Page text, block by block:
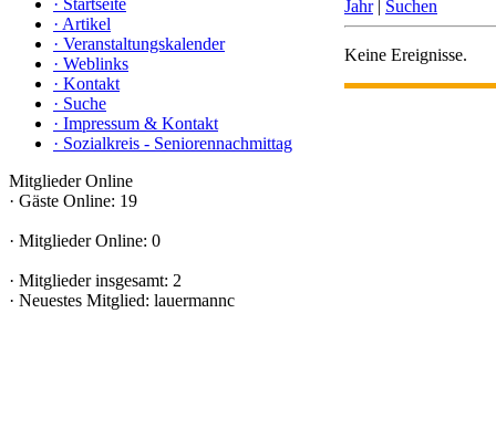
· Startseite
· Artikel
· Veranstaltungskalender
· Weblinks
· Kontakt
· Suche
· Impressum & Kontakt
· Sozialkreis - Seniorennachmittag
Mitglieder Online
· Gäste Online: 19
· Mitglieder Online: 0
· Mitglieder insgesamt: 2
· Neuestes Mitglied: lauermannc
Jahr| Suchen
Keine Ereignisse.